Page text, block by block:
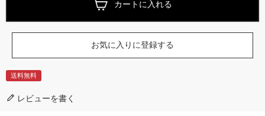
カートに入れる
お気に入りに登録する
送料無料
レビューを書く